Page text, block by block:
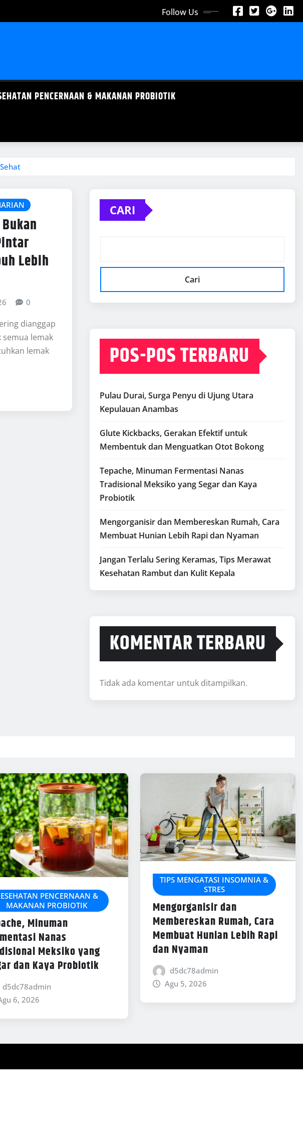
Follow Us
PENCERNAAN & MAKANAN PROBIOTIK
Lebih
0
dianggap
lemak
lemak
CARI
Cari
POS-POS TERBARU
Pulau Durai, Surga Penyu di Ujung Utara
Kepulauan Anambas
Glute Kickbacks, Gerakan Efektif untuk
Membentuk dan Menguatkan Otot Bokong
Tepache, Minuman Fermentasi Nanas
Tradisional Meksiko yang Segar dan Kaya
Probiotik
Mengorganisir dan Membereskan Rumah, Cara
Membuat Hunian Lebih Rapi dan Nyaman
Jangan Terlalu Sering Keramas, Tips Merawat
Kesehatan Rambut dan Kulit Kepala
KOMENTAR TERBARU
Tidak ada komentar untuk ditampilkan.
PENCERNAAN &
MAKANAN PROBIOTIK
Minuman
Nanas
Meksiko yang
dan Kaya Probiotik
d5dc78admin
6, 2026
TIPS MENGATASI INSOMNIA &
STRES
Mengorganisir dan
Membereskan Rumah, Cara
Membuat Hunian Lebih Rapi
dan Nyaman
d5dc78admin
Agu 5, 2026